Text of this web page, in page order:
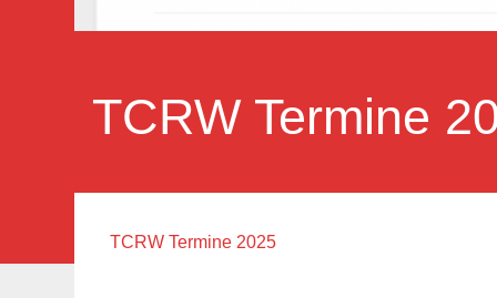
TCRW Termine
TCRW Termine 2025